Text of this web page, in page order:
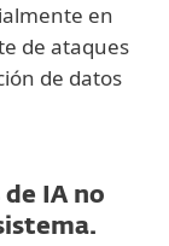
en
de ataques
de datos
de IA no